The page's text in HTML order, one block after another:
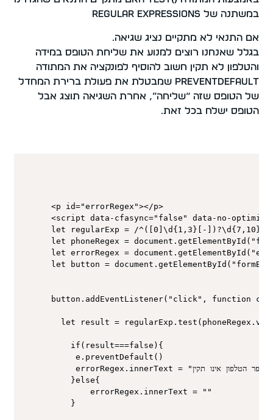
במשתנה של Regular expressions
אם התנאי לא מתקיים נציג שגיאה.
בגלל שאנחנו רוצים למנוע את שליחת הטופס במידה
והטלפון לא תקין חשוב להוסיף לפונקציה את המתודה
preventDefault שמבטלת את פעולת ברירת המחדל
של הטופס שזה “שליחה”, אחרת השגיאה תוצג אבל
הטופס ישלח בכל זאת…
<p id="errorRegex"></p>
<script data-cfasync="false" data-no-
let regularExp = /^([0]\d{1,3}[-])?\d{7,10}$/
let phoneRegex =
let errorRegex =
let button =
button.addEventListener("click", function
let result =
    if(result===false){
     e.preventDefault()
     errorRegex.innerText = "מספר הטלפון אינו תקין"
    }else{
        errorRegex.innerText = ""
    }